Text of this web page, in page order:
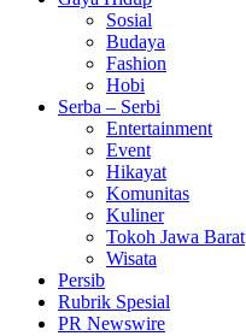
Sosial
Budaya
Fashion
Hobi
Serba – Serbi
Entertainment
Event
Hikayat
Komunitas
Kuliner
Tokoh Jawa Barat
Wisata
Persib
Rubrik Spesial
PR Newswire